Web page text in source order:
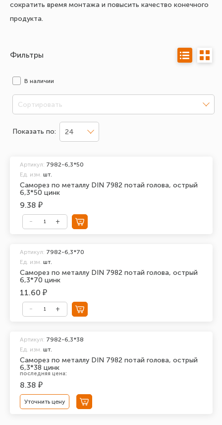
сократить время монтажа и повысить качество конечного
продукта.
Фильтры
В наличии
Сортировать
Показать по: 24
Саморез по металлу DIN 7982 потай голова, острый
6,3*50 цинк
Артикул: 7982-6,3*50
Ед. изм. шт.
9.38 ₽
Саморез по металлу DIN 7982 потай голова, острый
6,3*70 цинк
Артикул: 7982-6,3*70
Ед. изм. шт.
11.60 ₽
Саморез по металлу DIN 7982 потай голова, острый
6,3*38 цинк
Артикул: 7982-6,3*38
Ед. изм. шт.
последняя цена:
8.38 ₽
Уточнить цену